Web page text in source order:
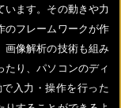
います。その動きや力
のフレームワークが作
画像解析の技術も組み
たり、パソコンのディ
入力・操作を行った